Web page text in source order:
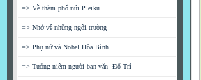
=> Về thăm phố núi Pleiku
=> Nhớ về những ngôi trường
=> Phụ nữ và Nobel Hòa Bình
=> Tưởng niệm người bạn văn- Đổ Trí